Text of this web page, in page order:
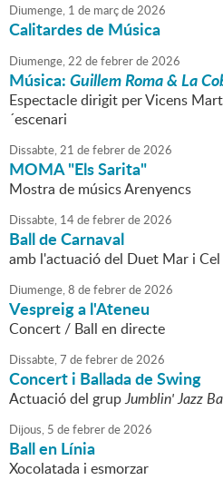
Diumenge, 1 de marçde2026
Calitardes de Música
Diumenge,22 defebrerde2026
Música:Guillem Roma & La
Espectacle dirigit per Vicens
´escenari
Dissabte,21 defebrerde2026
MOMA "Els Sarita"
Mostra de músics Arenyencs
Dissabte, 14defebrerde2026
Ball de Carnaval
amb l'actuació del Duet Mar i Cel
Diumenge,8 defebrerde2026
Vespreig a l'Ateneu
Concert / Ball en directe
Dissabte,7 defebrerde2026
Concert i Ballada de Swing
Actuació del grupJumblin' Jazz
Dijous, 5 defebrerde2026
Ball en Línia
Xocolatada i esmorzar